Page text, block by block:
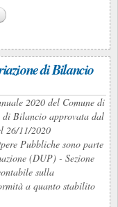
di Bilancio
2020 del Comune di
di Bilancio approvata dal
26/11/2020
Pubbliche sono parte
(DUP) - Sezione
sulla
a quanto stabilito